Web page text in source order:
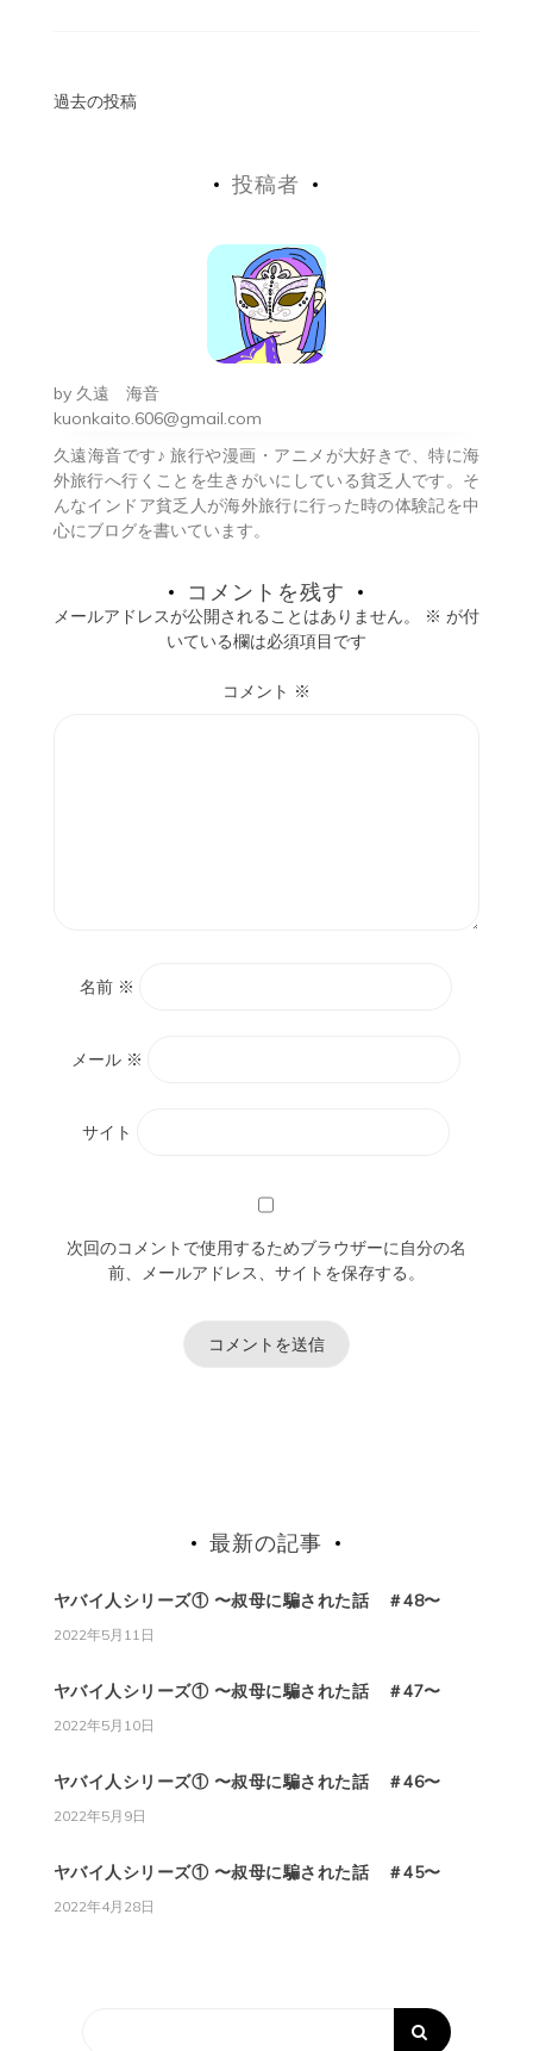
投
シ
ョ
ン
過去の投稿
投稿者
by 久遠 海音
kuonkaito.606@gmail.com
久遠海音です♪ 旅行や漫画・アニメが大好きで、特に海
外旅行へ行くことを生きがいにしている貧乏人です。そ
んなインドア貧乏人が海外旅行に行った時の体験記を中
心にブログを書いています。
コメントを残す
メールアドレスが公開されることはありません。 ※ が付
いている欄は必須項目です
コメント ※
名前 ※
メール ※
サイト
次回のコメントで使用するためブラウザーに自分の名
前、メールアドレス、サイトを保存する。
最新の記事
ヤバイ人シリーズ① 〜叔母に騙された話 ＃48〜
2022年5月11日
ヤバイ人シリーズ① 〜叔母に騙された話 ＃47〜
2022年5月10日
ヤバイ人シリーズ① 〜叔母に騙された話 ＃46〜
2022年5月9日
ヤバイ人シリーズ① 〜叔母に騙された話 ＃45〜
2022年4月28日